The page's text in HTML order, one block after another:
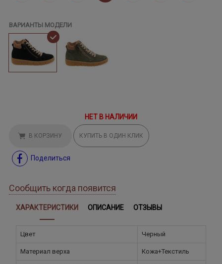
ВАРИАНТЫ МОДЕЛИ
НЕТ В НАЛИЧИИ
В КОРЗИНУ КУПИТЬ В ОДИН КЛИК
Поделиться
Сообщить когда появится
ХАРАКТЕРИСТИКИ ОПИСАНИЕ ОТЗЫВЫ
Цвет Черный
Материал верха Кожа+Текстиль